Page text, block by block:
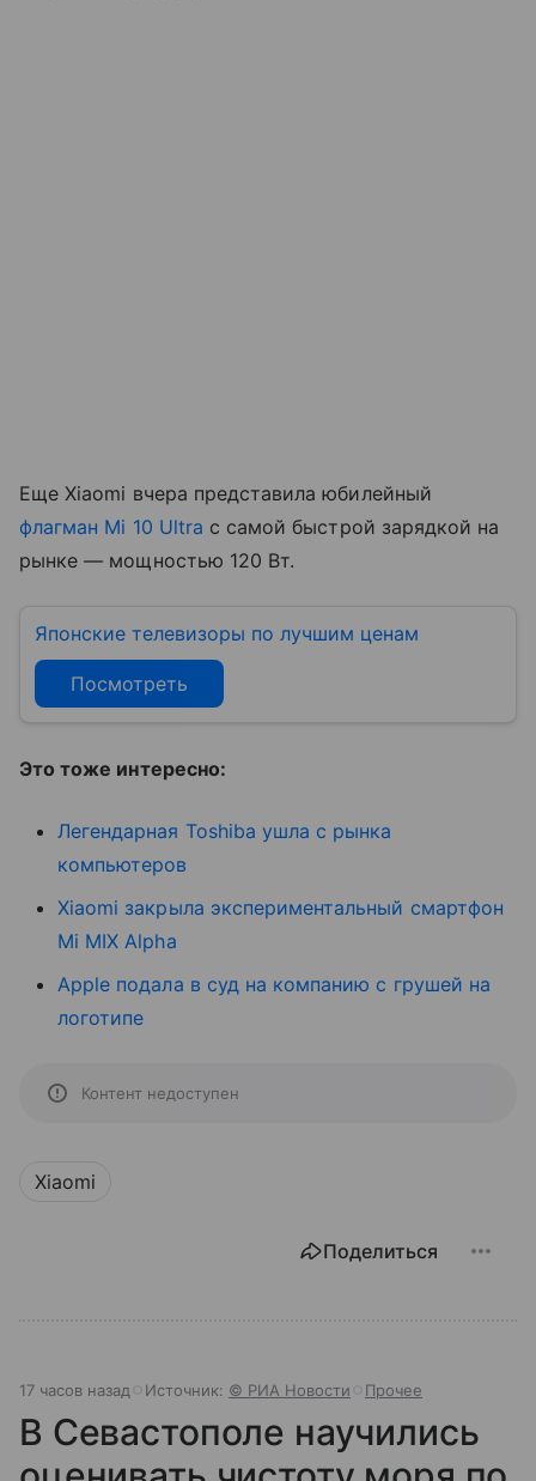
Еще Xiaomi вчера представила юбилейный
флагман Mi 10 Ultra с самой быстрой зарядкой на
рынке — мощностью 120 Вт.
Японские телевизоры по лучшим ценам
Посмотреть
Это тоже интересно:
Легендарная Toshiba ушла с рынка
компьютеров
Xiaomi закрыла экспериментальный смартфон
Mi MIX Alpha
Apple подала в суд на компанию с грушей на
логотипе
Контент недоступен
Xiaomi
Поделиться
17 часов назад Источник: © РИА Новости Прочее
В Севастополе научились